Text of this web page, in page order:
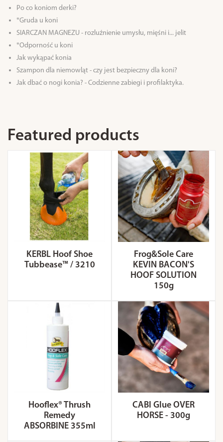
Po co koniom derki?
*Gruda u koni
SIARCZAN MAGNEZU - rozluźnienie umysłu, mięśni i... jelit
*Odporność u koni
Jak wykąpać konia
Szampon dla niemowląt - czy jest bezpieczny dla koni?
Jak dbać o nogi konia? - Codzienne zabiegi i profilaktyka.
Featured products
KERBL Hoof Shoe
Tubbease™ / 3210
Frog&Sole Care
KEVIN BACON'S
HOOF SOLUTION
150g
Hooflex® Thrush
Remedy
ABSORBINE 355ml
CABI Glue OVER
HORSE - 300g